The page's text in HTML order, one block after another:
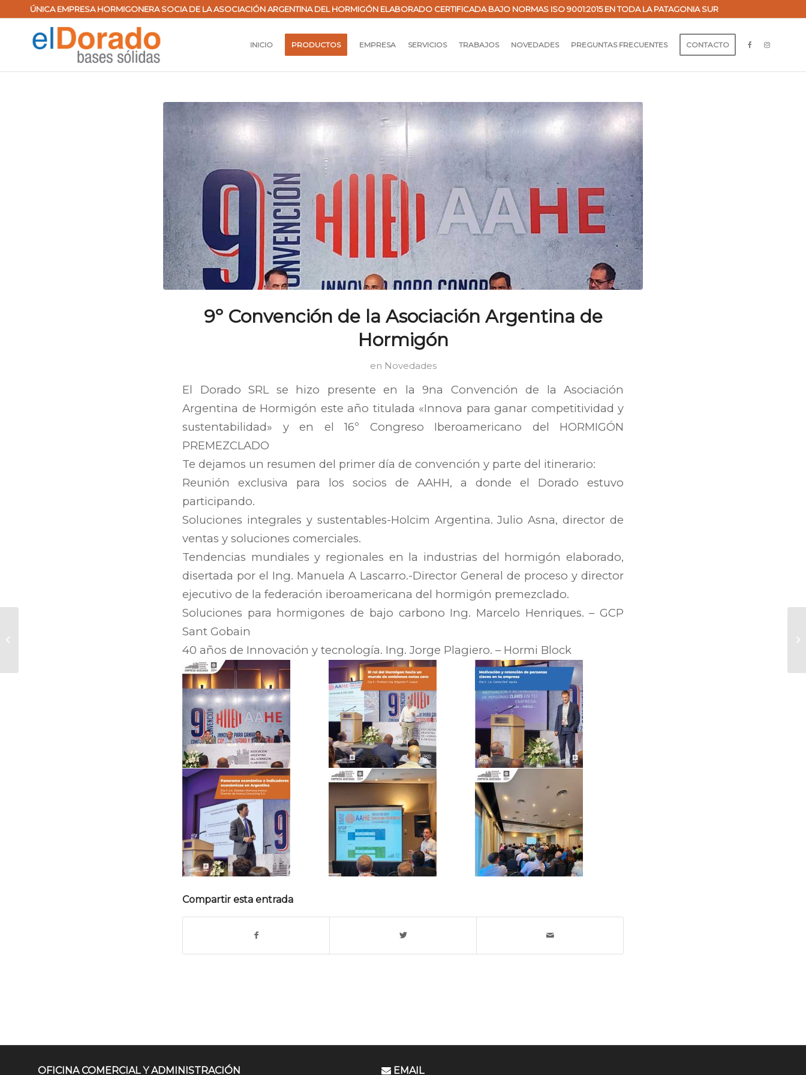
ÚNICA EMPRESA HORMIGONERA SOCIA DE LA ASOCIACIÓN ARGENTINA DEL HORMIGÓN ELABORADO CERTIFICADA BAJO NORMAS ISO 9001:2015 EN TODA LA PATAGONIA SUR
INICIO PRODUCTOS EMPRESA SERVICIOS TRABAJOS NOVEDADES PREGUNTAS FRECUENTES CONTACTO
9º Convención de la Asociación Argentina de
Hormigón
en Novedades
El Dorado SRL se hizo presente en la 9na Convención de la Asociación
Argentina de Hormigón este año titulada «Innova para ganar competitividad y
sustentabilidad» y en el 16º Congreso Iberoamericano del HORMIGÓN
PREMEZCLADO
Te dejamos un resumen del primer día de convención y parte del itinerario:
Reunión exclusiva para los socios de AAHH, a donde el Dorado estuvo
participando.
Soluciones integrales y sustentables-Holcim Argentina. Julio Asna, director de
ventas y soluciones comerciales.
Tendencias mundiales y regionales en la industrias del hormigón elaborado,
disertada por el Ing. Manuela A Lascarro.-Director General de proceso y director
ejecutivo de la federación iberoamericana del hormigón premezclado.
Soluciones para hormigones de bajo carbono Ing. Marcelo Henriques. – GCP
Sant Gobain
40 años de Innovación y tecnología. Ing. Jorge Plagiero. – Hormi Block
Compartir esta entrada
OFICINA COMERCIAL Y ADMINISTRACIÓN EMAIL